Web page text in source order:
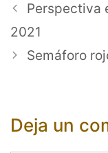
Perspectiva
2021
Semáforo
Deja un